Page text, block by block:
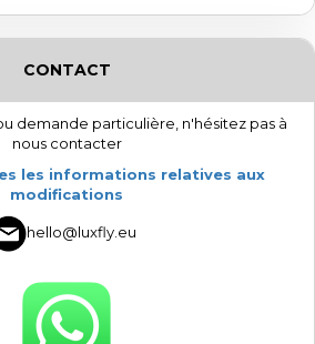
CONTACT
demande particulière, n'hésitez pas à
nous contacter
les informations relatives aux
modifications
hello@luxfly.eu